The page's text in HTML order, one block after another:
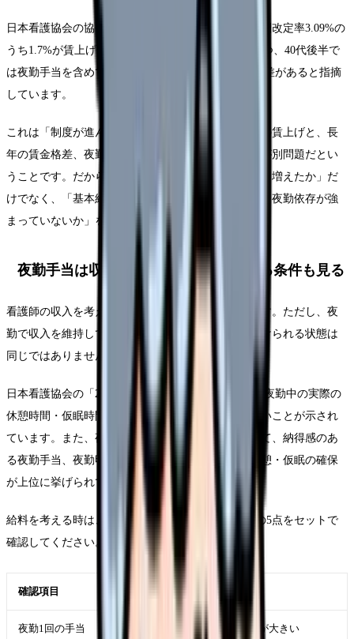
日本看護協会の協会ニュースでは、2026年度診療報酬改定率3.09%の
うち1.7%が賃上げ分として確保された点を評価しつつ、40代後半で
は夜勤手当を含めても全産業平均と月額約9.5万円の差があると指摘
しています。
これは「制度が進んでいない」というより、制度上の賃上げと、長
年の賃金格差、夜勤負担、物価上昇、手取りの実感が別問題だとい
うことです。だからこそ、給与明細では「総額が少し増えたか」だ
けでなく、「基本給が増えたか」「賞与に効くか」「夜勤依存が強
まっていないか」を見ます。
夜勤手当は収入を支えるが、続けられる条件も見る
看護師の収入を考える時、夜勤手当は大きな要素です。ただし、夜
勤で収入を維持している状態と、夜勤を健康的に続けられる状態は
同じではありません。
日本看護協会の「2025年 看護職員実態調査」では、夜勤中の実際の
休憩時間・仮眠時間が規程より短いという回答が多いことが示され
ています。また、夜勤を担い続けるための条件として、納得感のあ
る夜勤手当、夜勤明け翌日の休日確保、夜勤中の休憩・仮眠の確保
が上位に挙げられています。
給料を考える時は、夜勤1回の単価だけでなく、次の5点をセットで
確認してください。
確認項目 見る理由
夜勤1回の手当 収入への直接影響が大きい